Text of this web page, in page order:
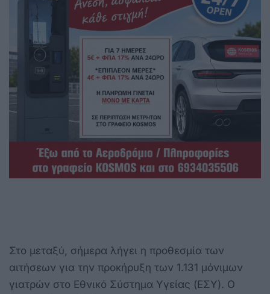
Στο μεταξύ, σήμερα λήγει η προθεσμία των
αιτήσεων για την προκήρυξη των 1.131 μόνιμων
γιατρών στο Εθνικό Σύστημα Υγείας (ΕΣΥ). Ο